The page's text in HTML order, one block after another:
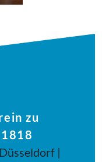
zu
|